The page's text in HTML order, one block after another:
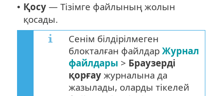
• Қосу — Тізімге файлының жолын
қосады.
Сенім білдірілмеген
блокталған файлдар Журнал
файлдары > Браузерді
қорғау журналына да
жазылады, оларды тікелей